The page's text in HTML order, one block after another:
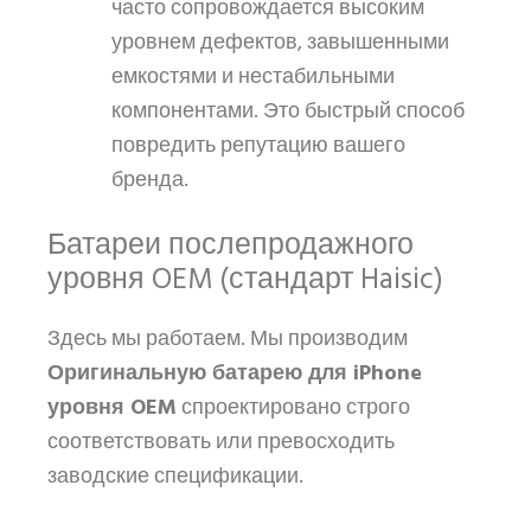
часто сопровождается высоким
уровнем дефектов, завышенными
емкостями и нестабильными
компонентами. Это быстрый способ
повредить репутацию вашего
бренда.
Батареи послепродажного
уровня OEM (стандарт Haisic)
Здесь мы работаем. Мы производим
Оригинальную батарею для iPhone
уровня OEMспроектировано строго
соответствовать или превосходить
заводские спецификации.